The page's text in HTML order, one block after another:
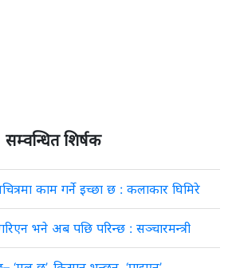
सम्वन्धित शिर्षक
काम गर्ने इच्छा छ : कलाकार घिमिरे
भने अब पछि परिन्छ : सञ्चारमन्त्री